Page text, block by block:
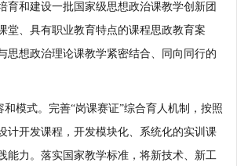
育和建设一批国家级思想政治课教学创新团
堂、具有职业教育特点的课程思政教育案
思想政治理论课教学紧密结合、同向同行的
式。完善“岗课赛证”综合育人机制，按照
计开发课程，开发模块化、系统化的实训课
能力。落实国家教学标准，将新技术、新工